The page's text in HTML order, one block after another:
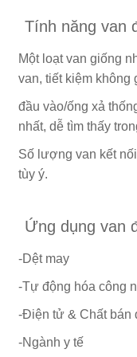
Tính năng van
Một loạt van giống
van, tiết kiệm không
đầu vào/ống xả
nhất, dễ tìm thấy
Số lượng van kết
tùy ý.
Ứng dụng van
-Dệt may
-Tự động hóa công
-Điện tử & Chất bán
-Ngành y tế